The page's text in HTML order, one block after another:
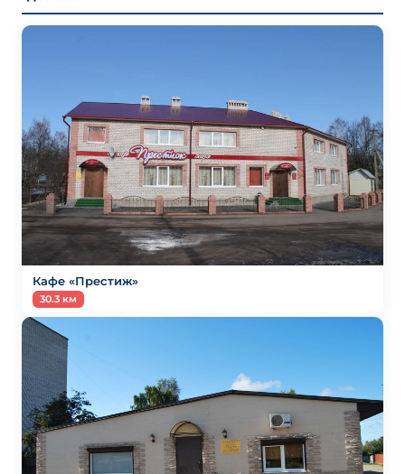
Кафе «Престиж»
30.3 км